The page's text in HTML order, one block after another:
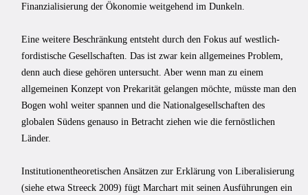
Finanzialisierung der Ökonomie weitgehend im Dunkeln.
Eine weitere Beschränkung entsteht durch den Fokus auf westlich-
fordistische Gesellschaften. Das ist zwar kein allgemeines Problem,
denn auch diese gehören untersucht. Aber wenn man zu einem
allgemeinen Konzept von Prekarität gelangen möchte, müsste man den
Bogen wohl weiter spannen und die Nationalgesellschaften des
globalen Südens genauso in Betracht ziehen wie die fernöstlichen
Länder.
Institutionentheoretischen Ansätzen zur Erklärung von Liberalisierung
(siehe etwa Streeck 2009) fügt Marchart mit seinen Ausführungen ein